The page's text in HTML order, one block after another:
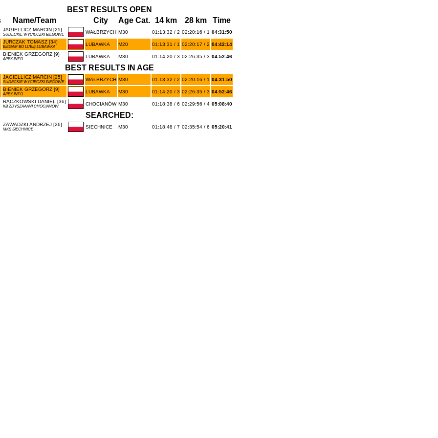
BEST RESULTS OPEN
Name/Team City Age Cat. 14 km 28 km Time
JAGIELLICZ MARCIN [25]
SUDECKIE WYCIECZKI BIEGOWE WAŁBRZYCH M30 01:13:32 / 2 02:20:16 / 1 04:31:50
JURCZAK TOMASZ [34]
BIEGAM BO LUBIĘ LUBAWKA LUBAWKA M20 01:13:31 / 1 02:20:17 / 2 04:42:14
BIENIEK GRZEGORZ [9]
APEX.INFO LUBAWKA M30 01:14:20 / 3 02:26:35 / 3 04:52:46
BEST RESULTS IN AGE
JAGIELLICZ MARCIN [25]
SUDECKIE WYCIECZKI BIEGOWE WAŁBRZYCH M30 01:13:32 / 2 02:20:16 / 1 04:31:50
BIENIEK GRZEGORZ [9]
APEX.INFO LUBAWKA M30 01:14:20 / 3 02:26:35 / 3 04:52:46
RĄCZKOWSKI DANIEL [36]
KB ZDYSZAAANI CHOCIANÓW CHOCIANÓW M30 01:18:38 / 6 02:29:56 / 4 05:08:40
SEARCHED:
ZAWADZKI ANDRZEJ [26]
MKS SIECHNICE SIECHNICE M30 01:18:48 / 7 02:35:54 / 6 05:20:41